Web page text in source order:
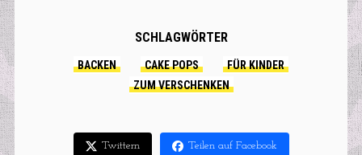
SCHLAGWÖRTER
BACKEN CAKE POPS
FÜR KINDER
ZUM VERSCHENKEN
Twittern Teilen auf Facebook